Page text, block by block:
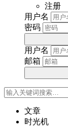
注册
用户名
密码
用户名
邮箱
文章
时光机